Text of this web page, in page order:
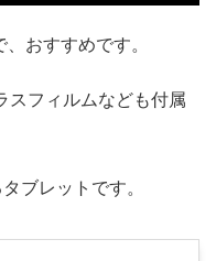
おすすめです。
スフィルムなども付属
ブレットです。